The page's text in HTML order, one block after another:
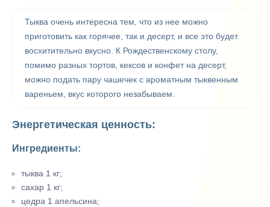
Тыква очень интересна тем, что из нее можно
приготовить как горячее, так и десерт, и все это будет
восхитительно вкусно. К Рождественскому столу,
помимо разных тортов, кексов и конфет на десерт,
можно подать пару чашечек с ароматным тыквенным
вареньем, вкус которого незабываем.
Энергетическая ценность:
Ингредиенты:
тыква 1 кг;
сахар 1 кг;
цедра 1 апельсина;